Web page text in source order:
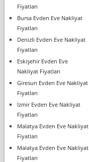
Fiyatları
Bursa Evden Eve Nakliyat
Fiyatları
Denizli Evden Eve Nakliyat
Fiyatları
Eskişehir Evden Eve
Nakliyat Fiyatları
Giresun Evden Eve Nakliyat
Fiyatları
İzmir Evden Eve Nakliyat
Fiyatları
Malatya Evden Eve Nakliyat
Fiyatları
Malatya Evden Eve Nakliyat
Fiyatları